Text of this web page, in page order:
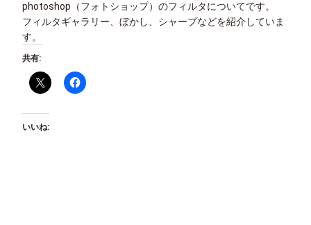
photoshop（フォトショップ）のフィルタについてです。
フィルタギャラリー、ぼかし、シャープなどを紹介していま
す。
共有:
いいね: